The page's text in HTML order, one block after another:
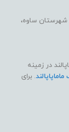
شهرستان ساوه،
در زمینه
. برای